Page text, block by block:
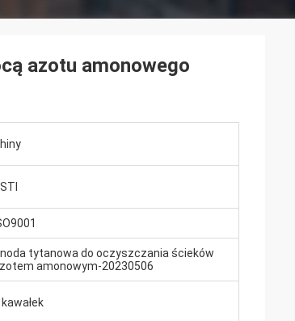
azotu amonowego
tytanowa do oczyszczania ścieków
amonowym-20230506
kawałek